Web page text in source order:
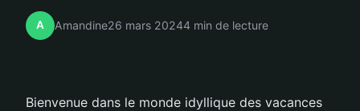
A Amandine26 mars 20244 min de lecture
Bienvenue dans le monde idyllique des vacances